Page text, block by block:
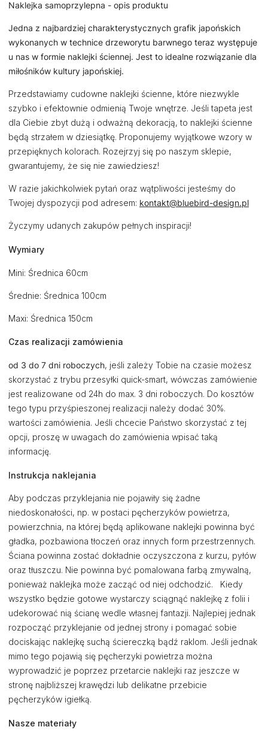
Naklejka samoprzylepna - opis produktu
Jedna z najbardziej charakterystycznych grafik japońskich
wykonanych w technice drzeworytu barwnego teraz występuje
u nas w formie naklejki ściennej. Jest to idealne rozwiązanie dla
miłośników kultury japońskiej.
Przedstawiamy cudowne naklejki ścienne, które niezwykle
szybko i efektownie odmienią Twoje wnętrze. Jeśli tapeta jest
dla Ciebie zbyt dużą i odważną dekoracją, to naklejki ścienne
będą strzałem w dziesiątkę. Proponujemy wyjątkowe wzory w
przepięknych kolorach. Rozejrzyj się po naszym sklepie,
gwarantujemy, że się nie zawiedziesz!
W razie jakichkolwiek pytań oraz wątpliwości jesteśmy do
Twojej dyspozycji pod adresem: kontakt@bluebird-design.pl
Życzymy udanych zakupów pełnych inspiracji!
Wymiary
Mini: Średnica 60cm
Średnie: Średnica 100cm
Maxi: Średnica 150cm
Czas realizacji zamówienia
od 3 do 7 dni roboczych, jeśli zależy Tobie na czasie możesz
skorzystać z trybu przesyłki quick-smart, wówczas zamówienie
jest realizowane od 24h do max. 3 dni roboczych. Do kosztów
tego typu przyśpieszonej realizacji należy dodać 30%.
wartości zamówienia. Jeśli chcecie Państwo skorzystać z tej
opcji, proszę w uwagach do zamówienia wpisać taką
informację.
Instrukcja naklejania
Aby podczas przyklejania nie pojawiły się żadne
niedoskonałości, np. w postaci pęcherzyków powietrza,
powierzchnia, na której będą aplikowane naklejki powinna być
gładka, pozbawiona tłoczeń oraz innych form przestrzennych.
Ściana powinna zostać dokładnie oczyszczona z kurzu, pyłów
oraz tłuszczu. Nie powinna być pomalowana farbą zmywalną,
ponieważ naklejka może zacząć od niej odchodzić. Kiedy
wszystko będzie gotowe wystarczy sciągnąć naklejkę z folii i
udekorować nią ścianę wedle własnej fantazji. Najlepiej jednak
rozpocząć przyklejanie od jednej strony i pomagać sobie
dociskając naklejkę suchą ściereczką bądź raklom. Jeśli jednak
mimo tego pojawią się pęcherzyki powietrza można
wyprowadzić je poprzez przetarcie naklejki raz jeszcze w
stronę najbliższej krawędzi lub delikatne przebicie
pęcherzyków igiełką.
Nasze materiały